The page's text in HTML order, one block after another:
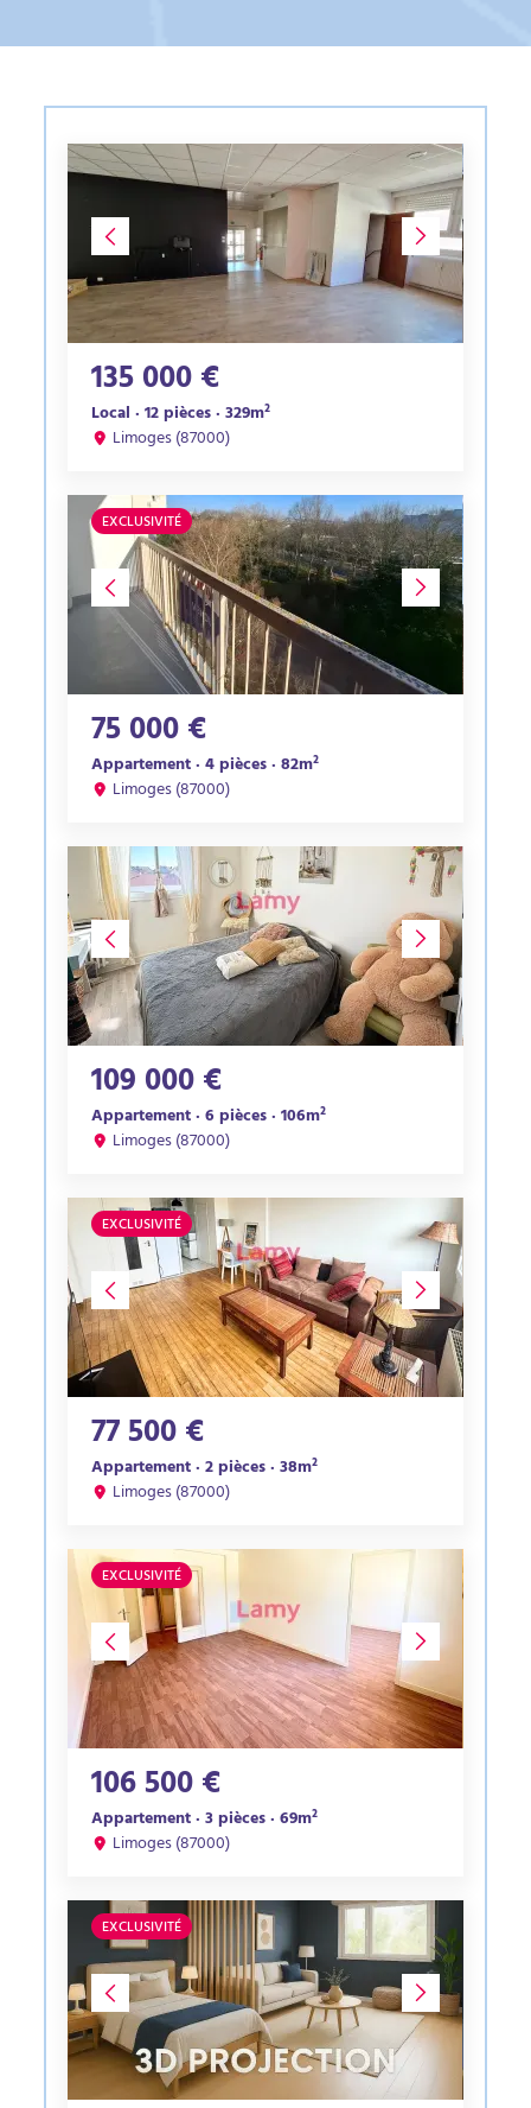
135 000 €
Local · 12 pièces · 329m²
Limoges (87000)
EXCLUSIVITÉ
75 000 €
Appartement · 4 pièces · 82m²
Limoges (87000)
109 000 €
Appartement · 6 pièces · 106m²
Limoges (87000)
EXCLUSIVITÉ
77 500 €
Appartement · 2 pièces · 38m²
Limoges (87000)
EXCLUSIVITÉ
106 500 €
Appartement · 3 pièces · 69m²
Limoges (87000)
EXCLUSIVITÉ